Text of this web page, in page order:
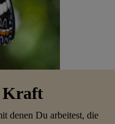
Kraft
denen Du arbeitest, die